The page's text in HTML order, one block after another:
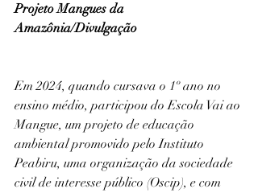
Projeto Mangues da
Amazônia/Divulgação
Em 2024, quando cursava o 1º ano no
ensino médio, participou do Escola Vai ao
Mangue, um projeto de educação
ambiental promovido pelo Instituto
Peabiru, uma organização da sociedade
civil de interesse público (Oscip), e com